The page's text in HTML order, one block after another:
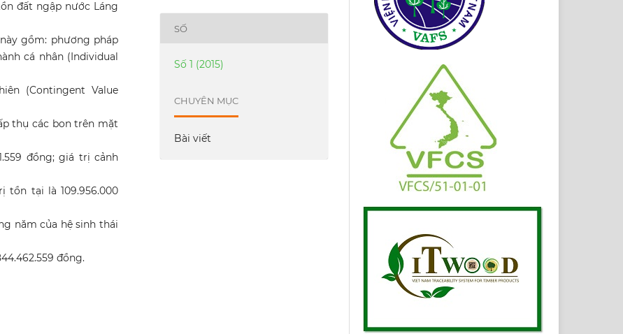
đất ngập nước Láng
gồm: phương pháp
cá nhân (Individual
(Contingent Value
thụ các bon trên mặt
đồng; giá trị cảnh
tồn tại là 109.956.000
năm của hệ sinh thái
đồng.
SỐ
Số 1 (2015)
CHUYÊN MỤC
Bài viết